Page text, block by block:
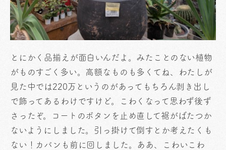
とにかく品揃えが面白いんだよ。みたことのない植物
がものすごく多い。高額なものも多くてね、わたしが
見た中では220万というのがあってもちろん剥き出し
で飾ってあるわけですけど。こわくなって思わず後ず
さったぞ。コートのボタンを止め直して裾がばたつか
ないようにしました。引っ掛けて倒すとか考えたくも
ない！カバンも前に回しました。ああ、こわいこわ